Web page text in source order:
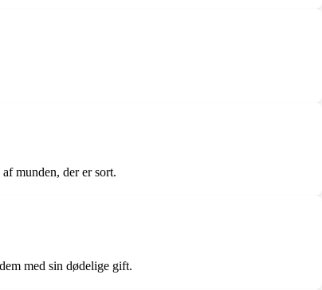
munden, der er sort.
med sin dødelige gift.